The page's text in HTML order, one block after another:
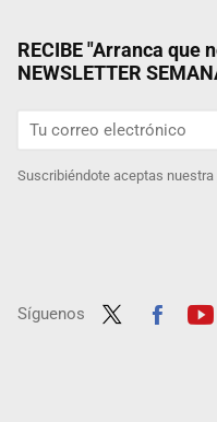
RECIBE "Arranca que
NEWSLETTER
Suscribiéndote aceptas nuestra
Síguenos